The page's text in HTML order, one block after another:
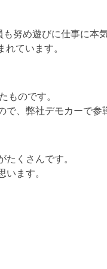
努め遊びに仕事に本気
ています。
ものです。
、弊社デモカーで参
くさんです。
ます。